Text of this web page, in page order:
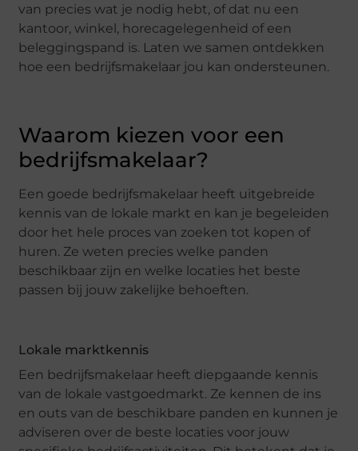
van precies wat je nodig hebt, of dat nu een
kantoor, winkel, horecagelegenheid of een
beleggingspand is. Laten we samen ontdekken
hoe een bedrijfsmakelaar jou kan ondersteunen.
Waarom kiezen voor een
bedrijfsmakelaar?
Een goede bedrijfsmakelaar heeft uitgebreide
kennis van de lokale markt en kan je begeleiden
door het hele proces van zoeken tot kopen of
huren. Ze weten precies welke panden
beschikbaar zijn en welke locaties het beste
passen bij jouw zakelijke behoeften.
Lokale marktkennis
Een bedrijfsmakelaar heeft diepgaande kennis
van de lokale vastgoedmarkt. Ze kennen de ins
en outs van de beschikbare panden en kunnen je
adviseren over de beste locaties voor jouw